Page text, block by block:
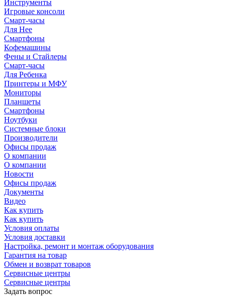
Инструменты
Игровые консоли
Смарт-часы
Для Нее
Смартфоны
Кофемашины
Фены и Стайлеры
Смарт-часы
Для Ребенка
Принтеры и МФУ
Мониторы
Планшеты
Смартфоны
Ноутбуки
Системные блоки
Производители
Офисы продаж
О компании
О компании
Новости
Офисы продаж
Документы
Видео
Как купить
Как купить
Условия оплаты
Условия доставки
Настройка, ремонт и монтаж оборудования
Гарантия на товар
Обмен и возврат товаров
Сервисные центры
Сервисные центры
Задать вопрос